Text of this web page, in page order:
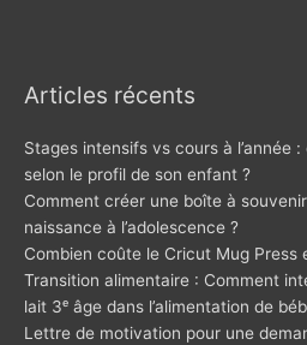
Articles récents
Stages intensifs vs cours à l’année
selon le profil de son enfant ?
Comment créer une boîte à
naissance à l’adolescence ?
Combien coûte le Cricut Mug Press
Transition alimentaire : Comment
lait 3ᵉ âge dans l’alimentation de
Lettre de motivation pour une